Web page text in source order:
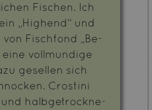
Fi­schen. Ich
„Hig­hend“ und
von Fisch­fond „Be­
voll­mun­di­ge
ge­sel­len sich
Crosti­ni
und halb­ge­trock­ne­